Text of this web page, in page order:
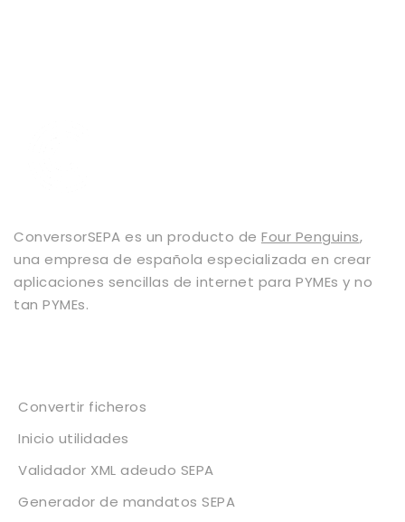
ConversorSEPA es un producto de Four Penguins,
una empresa de española especializada en crear
aplicaciones sencillas de internet para PYMEs y no
tan PYMEs.
Convertir ficheros
Inicio utilidades
Validador XML adeudo SEPA
Generador de mandatos SEPA